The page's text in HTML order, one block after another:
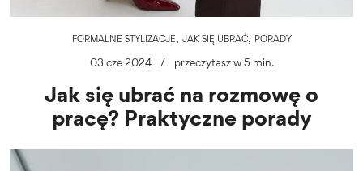
FORMALNE STYLIZACJE, JAK SIĘ UBRAĆ, PORADY
03 cze 2024 / przeczytasz w 5 min.
Jak się ubrać na rozmowę o
pracę? Praktyczne porady